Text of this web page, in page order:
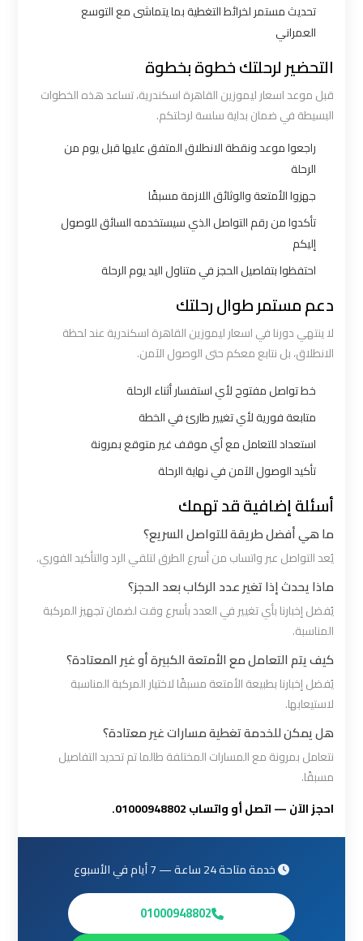
تحديث مستمر لخرائط التغطية بما يتماشى مع التوسع
العمراني
التحضير لرحلتك خطوة بخطوة
قبل موعد اسعار ليموزين القاهرة اسكندرية، تساعد هذه الخطوات
البسيطة في ضمان بداية سلسة لرحلتكم.
راجعوا موعد ونقطة الانطلاق المتفق عليها قبل يوم من
الرحلة
جهزوا الأمتعة والوثائق اللازمة مسبقًا
تأكدوا من رقم التواصل الذي سيستخدمه السائق للوصول
إليكم
احتفظوا بتفاصيل الحجز في متناول اليد يوم الرحلة
دعم مستمر طوال رحلتك
لا ينتهي دورنا في اسعار ليموزين القاهرة اسكندرية عند لحظة
الانطلاق، بل نتابع معكم حتى الوصول الآمن.
خط تواصل مفتوح لأي استفسار أثناء الرحلة
متابعة فورية لأي تغيير طارئ في الخطة
استعداد للتعامل مع أي موقف غير متوقع بمرونة
تأكيد الوصول الآمن في نهاية الرحلة
أسئلة إضافية قد تهمك
ما هي أفضل طريقة للتواصل السريع؟
يُعد التواصل عبر واتساب من أسرع الطرق لتلقي الرد والتأكيد الفوري.
ماذا يحدث إذا تغير عدد الركاب بعد الحجز؟
يُفضل إخبارنا بأي تغيير في العدد بأسرع وقت لضمان تجهيز المركبة
المناسبة.
كيف يتم التعامل مع الأمتعة الكبيرة أو غير المعتادة؟
يُفضل إخبارنا بطبيعة الأمتعة مسبقًا لاختيار المركبة المناسبة
لاستيعابها.
هل يمكن للخدمة تغطية مسارات غير معتادة؟
نتعامل بمرونة مع المسارات المختلفة طالما تم تحديد التفاصيل
مسبقًا.
احجز الآن — اتصل أو واتساب 01000948802.
خدمة متاحة 24 ساعة — 7 أيام في الأسبوع
01000948802
القاهرة
الساخن
اسكندرية
ليموزين
العرب
الاسكندرية
القاهرة
ليموزين
القاهرة
للاسكندرية
ليموزين
القاهرة